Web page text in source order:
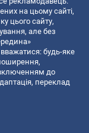
на цьому сайті,
цього сайту,
але без
будь-яке
до
переклад